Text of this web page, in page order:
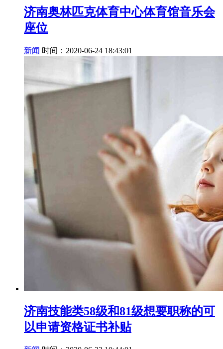
济南奥林匹克体育中心体育馆音乐会
座位
新闻 时间：2020-06-24 18:43:01
济南技能类58级和81级想要职称的可
以申请资格证书补贴